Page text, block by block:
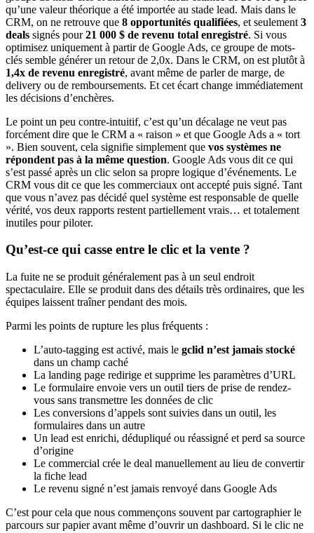
qu’une valeur théorique a été importée au stade lead. Mais dans le
CRM, on ne retrouve que 8 opportunités qualifiées, et seulement 3
deals signés pour21 000 $ de revenu total enregistré. Si vous
optimisez uniquement à partir de Google Ads, ce groupe de mots-
clés semble générer un retour de 2,0x. Dans le CRM, on est plutôt à
1,4x de revenu enregistré, avant même de parler de marge, de
delivery ou de remboursements. Et cet écart change immédiatement
les décisions d’enchères.
Le point un peu contre-intuitif, c’est qu’un décalage ne veut pas
forcément dire que le CRM a « raison » et que Google Ads a « tort
». Bien souvent, cela signifie simplement que vos systèmes ne
répondent pas à la même question. Google Ads vous dit ce qui
s’est passé après un clic selon sa propre logique d’événements. Le
CRM vous dit ce que les commerciaux ont accepté puis signé. Tant
que vous n’avez pas décidé quel système est responsable de quelle
vérité, vos deux rapports restent partiellement vrais… et totalement
inutiles pour piloter.
Qu’est-ce qui casse entre le clic et la vente ?
La fuite ne se produit généralement pas à un seul endroit
spectaculaire. Elle se produit dans des détails très ordinaires, que les
équipes laissent traîner pendant des mois.
Parmi les points de rupture les plus fréquents :
L’auto-tagging est activé, mais le gclid n’est jamais stocké
dans un champ caché
La landing page redirige et supprime les paramètres d’URL
Le formulaire envoie vers un outil tiers de prise de rendez-
vous sans transmettre les données de clic
Les conversions d’appels sont suivies dans un outil, les
formulaires dans un autre
Un lead est enrichi, dédupliqué ou réassigné et perd sa source
d’origine
Le commercial crée le deal manuellement au lieu de convertir
la fiche lead
Le revenu signé n’est jamais renvoyé dans Google Ads
C’est pour cela que nous commençons souvent par cartographier le
parcours sur papier avant même d’ouvrir un dashboard. Si le clic ne